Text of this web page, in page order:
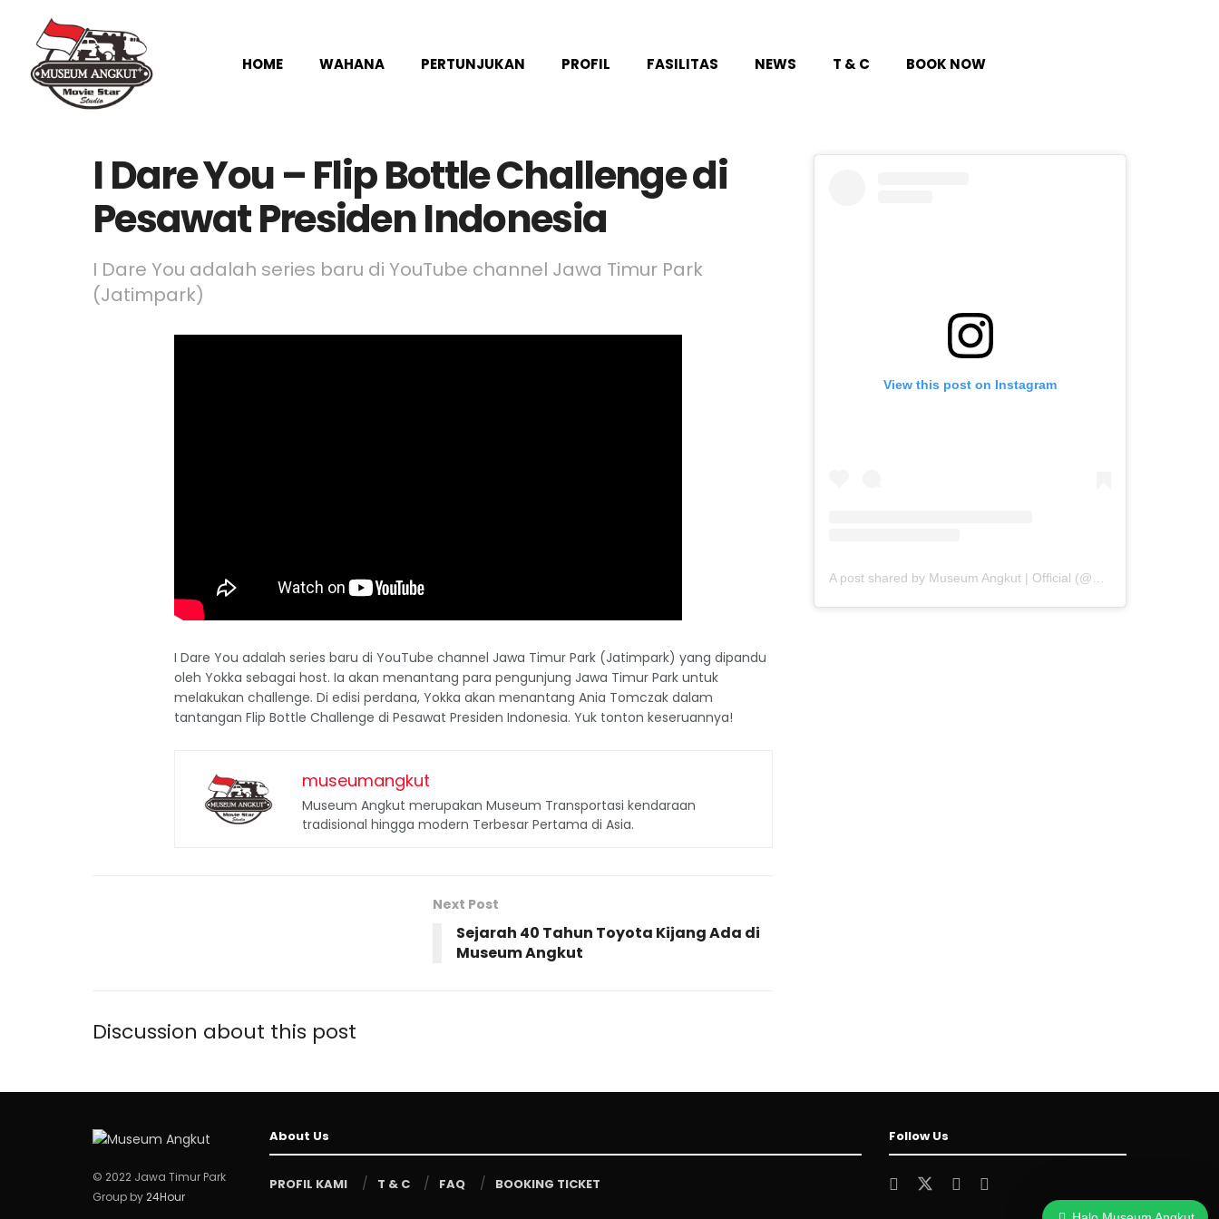
HOME WAHANA PERTUNJUKAN PROFIL FASILITAS NEWS T & C BOOK NOW
I Dare You – Flip Bottle Challenge di
Pesawat Presiden Indonesia
I Dare You adalah series baru di YouTube channel Jawa Timur Park
(Jatimpark)
I Dare You adalah series baru di YouTube channel Jawa Timur Park (Jatimpark) yang dipandu
oleh Yokka sebagai host. Ia akan menantang para pengunjung Jawa Timur Park untuk
melakukan challenge. Di edisi perdana, Yokka akan menantang Ania Tomczak dalam
tantangan Flip Bottle Challenge di Pesawat Presiden Indonesia. Yuk tonton keseruannya!
museumangkut
Museum Angkut merupakan Museum Transportasi kendaraan
tradisional hingga modern Terbesar Pertama di Asia.
Next Post
Sejarah 40 Tahun Toyota Kijang Ada di
Museum Angkut
Discussion about this post
View this post on Instagram
© 2022 Jawa Timur Park
Group by24Hour
About Us
PROFIL KAMI T & C FAQ BOOKING TICKET
Follow Us